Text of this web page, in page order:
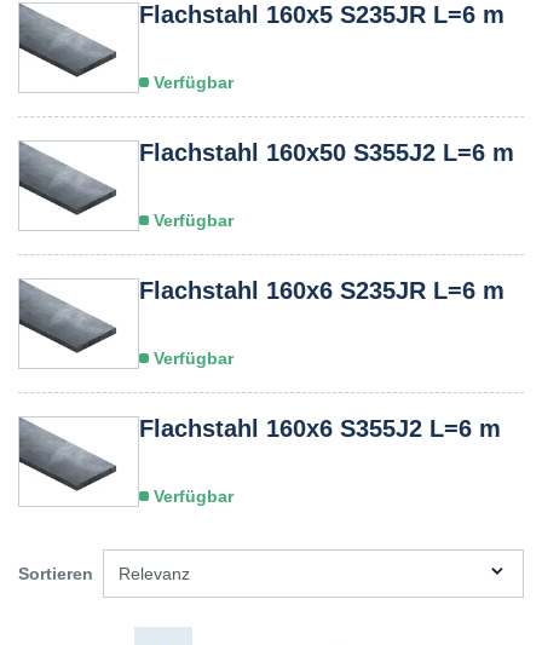
Flachstahl 160x5 S235JR L=6 m
Verfügbar
Flachstahl 160x50 S355J2 L=6 m
Verfügbar
Flachstahl 160x6 S235JR L=6 m
Verfügbar
Flachstahl 160x6 S355J2 L=6 m
Verfügbar
Sortieren Relevanz